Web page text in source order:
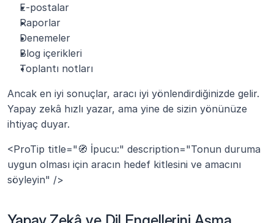
E-postalar
Raporlar
Denemeler
Blog içerikleri
Toplantı notları
Ancak en iyi sonuçlar, aracı iyi yönlendirdiğinizde gelir.
Yapay zekâ hızlı yazar, ama yine de sizin yönünüze
ihtiyaç duyar.
<ProTip title="🧭 İpucu:" description="Tonun duruma
uygun olması için aracın hedef kitlesini ve amacını
söyleyin" />